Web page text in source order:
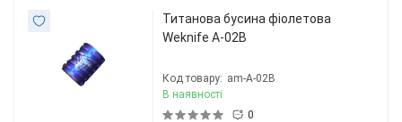
Титанова бусина фіолетова
Weknife A-02B
Код товару: am-A-02B
В наявності
0